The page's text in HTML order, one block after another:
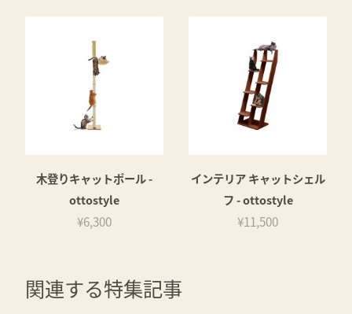
木登りキャットポール -
ottostyle
¥6,300
インテリア キャットシェル
フ - ottostyle
¥11,500
関連する特集記事